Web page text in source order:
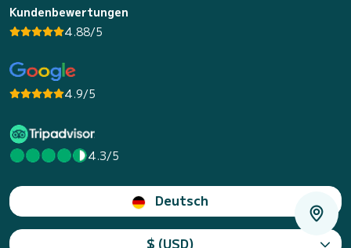
Kundenbewertungen
4.88/5
4.9/5
4.3/5
Deutsch
$ (USD)